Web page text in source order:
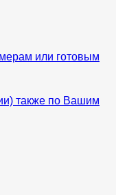
или готовым
также по Вашим